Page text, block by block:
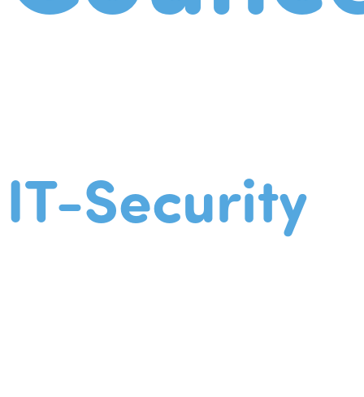
IT-Security